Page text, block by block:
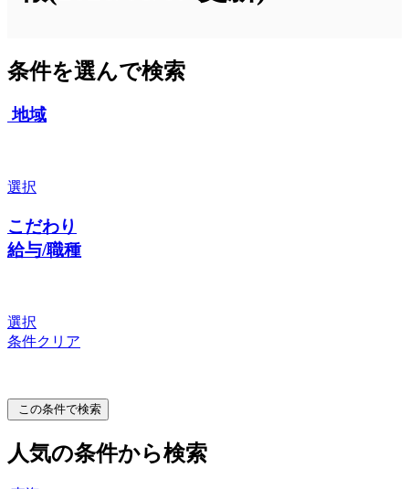
条件を選んで検索
地域
選択
こだわり
給与/職種
選択
条件クリア
この条件で検索
人気の条件から検索